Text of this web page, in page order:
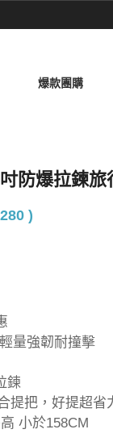
爆款團購
防爆拉鍊旅
)
量強韌耐撞擊
鍊
提把，好提超省
小於158CM